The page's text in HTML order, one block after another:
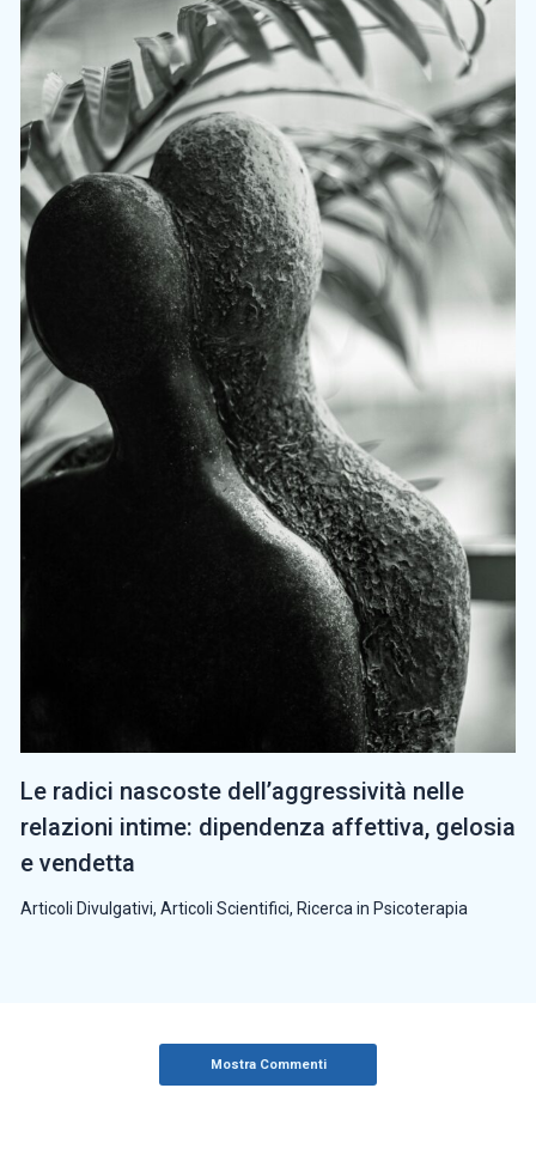
Le radici nascoste dell’aggressività nelle
relazioni intime: dipendenza affettiva, gelosia
e vendetta
Articoli Divulgativi, Articoli Scientifici, Ricerca in Psicoterapia
Mostra Commenti